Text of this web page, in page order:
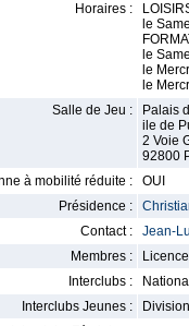
Horaires :
le
le
le
le
Salle de Jeu :
Palais
ile de
2 Voie
92800
à mobilité réduite :
OUI
Présidence :
Contact :
Jean-
Membres :
Interclubs :
Interclubs Jeunes :